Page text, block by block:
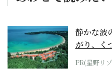
静かな波
がり、く
ホテル by...
PR(星野リ